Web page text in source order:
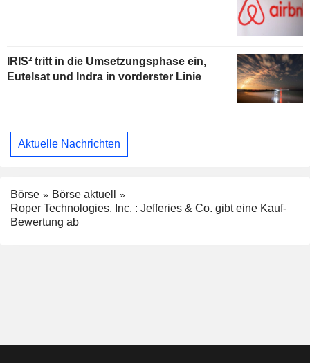
IRIS² tritt in die Umsetzungsphase ein,
Eutelsat und Indra in vorderster Linie
Aktuelle Nachrichten
Börse
Börse aktuell
Roper Technologies, Inc. : Jefferies & Co. gibt eine Kauf-
Bewertung ab